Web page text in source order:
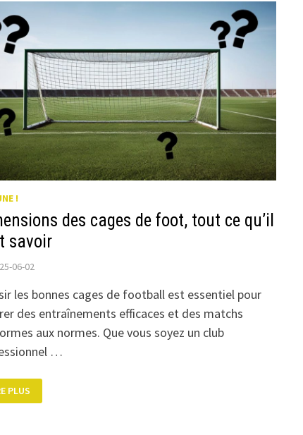
!
des cages de foot, tout ce qu’il
savoir
06-02
les bonnes cages de football est essentiel pour
des entraînements efficaces et des matchs
aux normes. Que vous soyez un club
…
PLUS